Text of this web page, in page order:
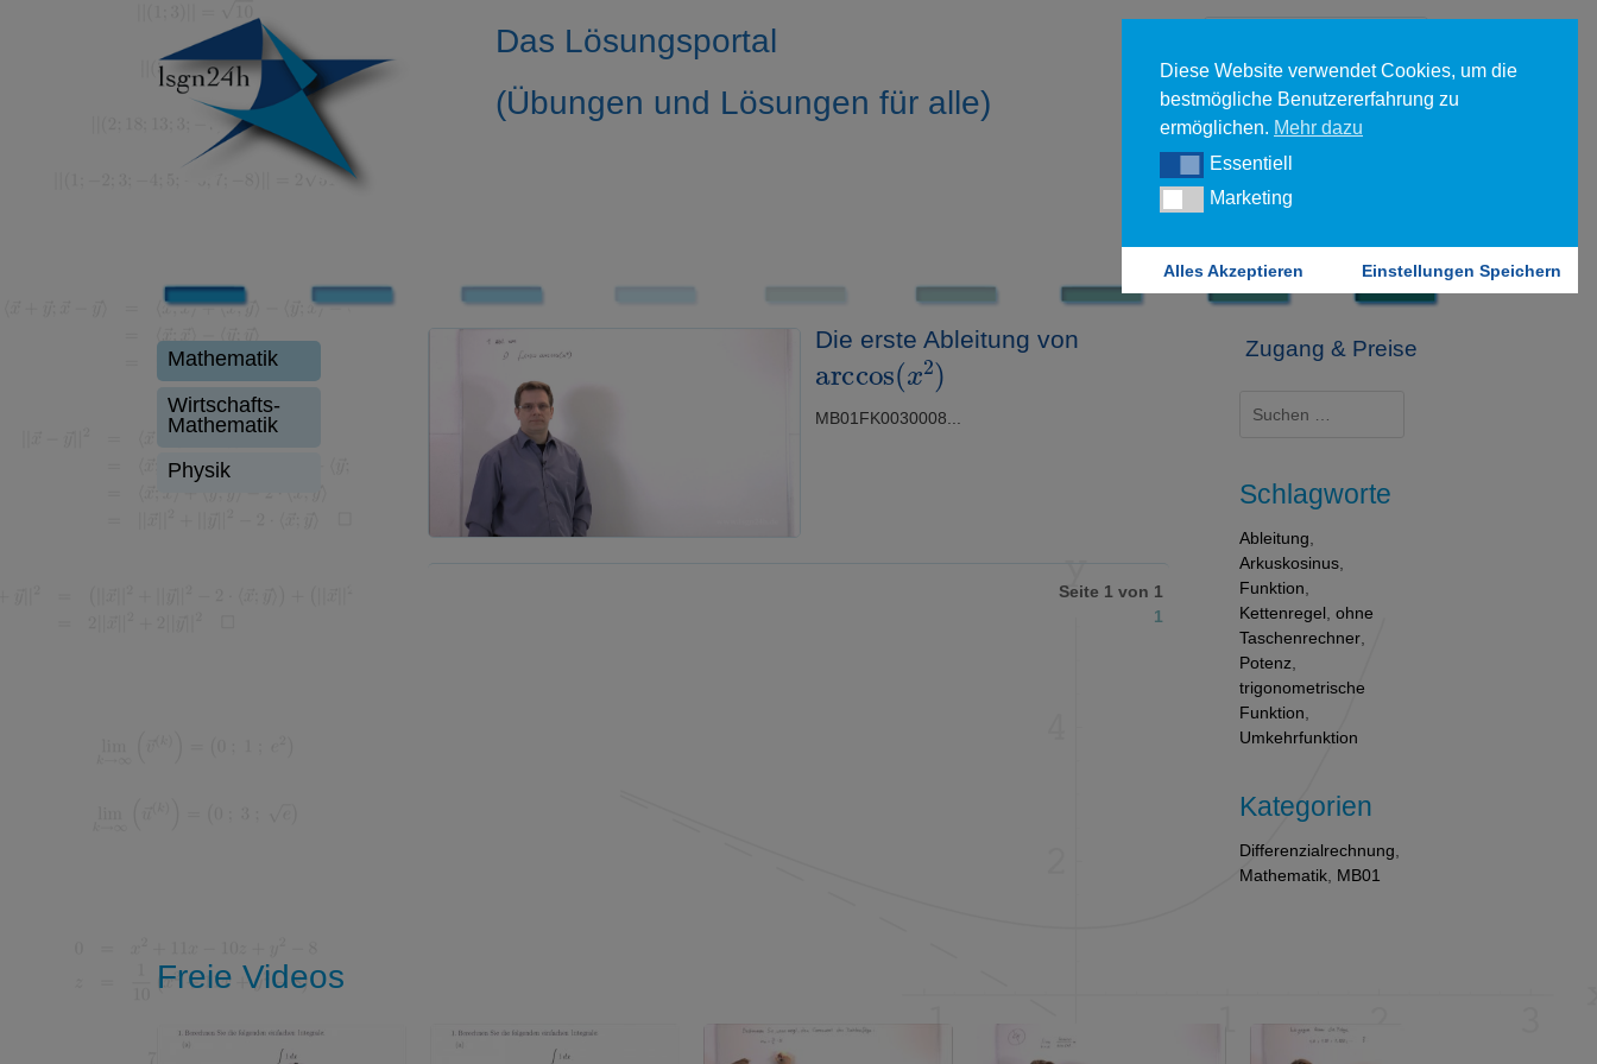
Das Lösungsportal
(Übungen und Lösungen für alle)
Forgot your password?
Mathematik
Wirtschafts-
Mathematik
Physik
Die erste Ableitung von
arccos(x2)
MB01FK0030008...
Seite 1 von 1
1
Zugang & Preise
nach:
Schlagworte
Ableitung
Arkuskosinus
Funktion
Kettenregel ,ohne
Taschenrechner
Potenz
trigonometrische
Funktion
Umkehrfunktion
Kategorien
Differenzialrechnung
Mathematik MB01
Freie Videos
Diese Website verwendet Cookies, um die
bestmögliche Benutzererfahrung zu
ermöglichen. Mehr dazu
EssentiellEssentiell
MarketingMarketing
Alles Akzeptieren Einstellungen Speichern